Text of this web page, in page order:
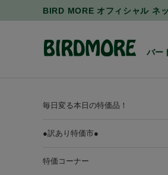
BIRD MORE オフィシャル ネ
バー
毎日変る本日の特価品！
●訳あり特価市●
特価コーナー